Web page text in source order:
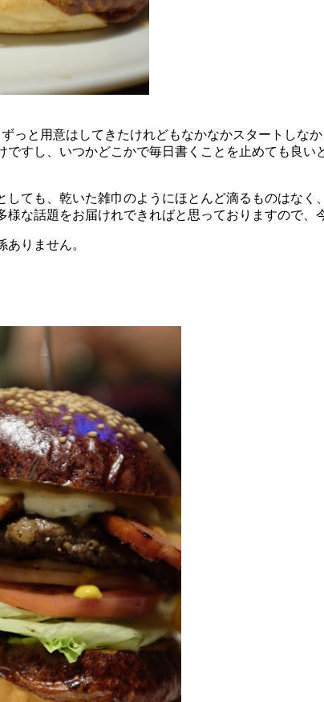
っと用意はしてきたけれどもなかなかスタートし
ですし、いつかどこかで毎日書くことを止めても良
しても、乾いた雑巾のようにほとんど滴るものはな
様な話題をお届けれできればと思っておりますので、
りません。